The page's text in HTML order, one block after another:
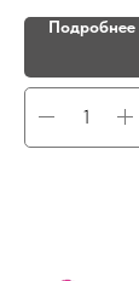
Подробнее